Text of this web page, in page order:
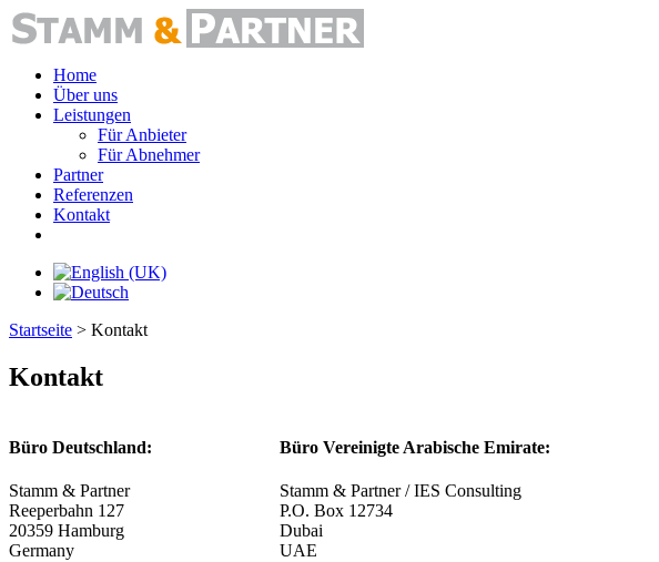
Home
Über uns
Leistungen
Für Anbieter
Für Abnehmer
Partner
Referenzen
Kontakt
Startseite > Kontakt
Kontakt
Büro Deutschland:
Stamm & Partner
Reeperbahn 127
20359 Hamburg
Germany
Büro Vereinigte Arabische Emirate:
Stamm & Partner / IES Consulting
P.O. Box 12734
Dubai
UAE